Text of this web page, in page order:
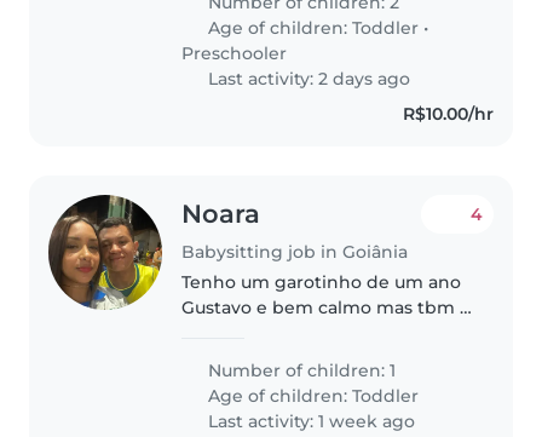
por isso minha rotina pode variar
de acordo com as escalas..
Age of children:Toddler •
Preschooler
Last activity: 2 days ago
R$10.00/hr
Noara
Babysitting job in Goiânia
4
Tenho um garotinho de um ano
Gustavo e bem calmo mas tbm e
Number of children: 1
Age of children:Toddler
Last activity: 1 week ago